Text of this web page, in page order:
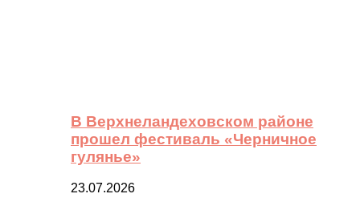
В Верхнеландеховском районе
прошел фестиваль «Черничное
гулянье»
23.07.2026